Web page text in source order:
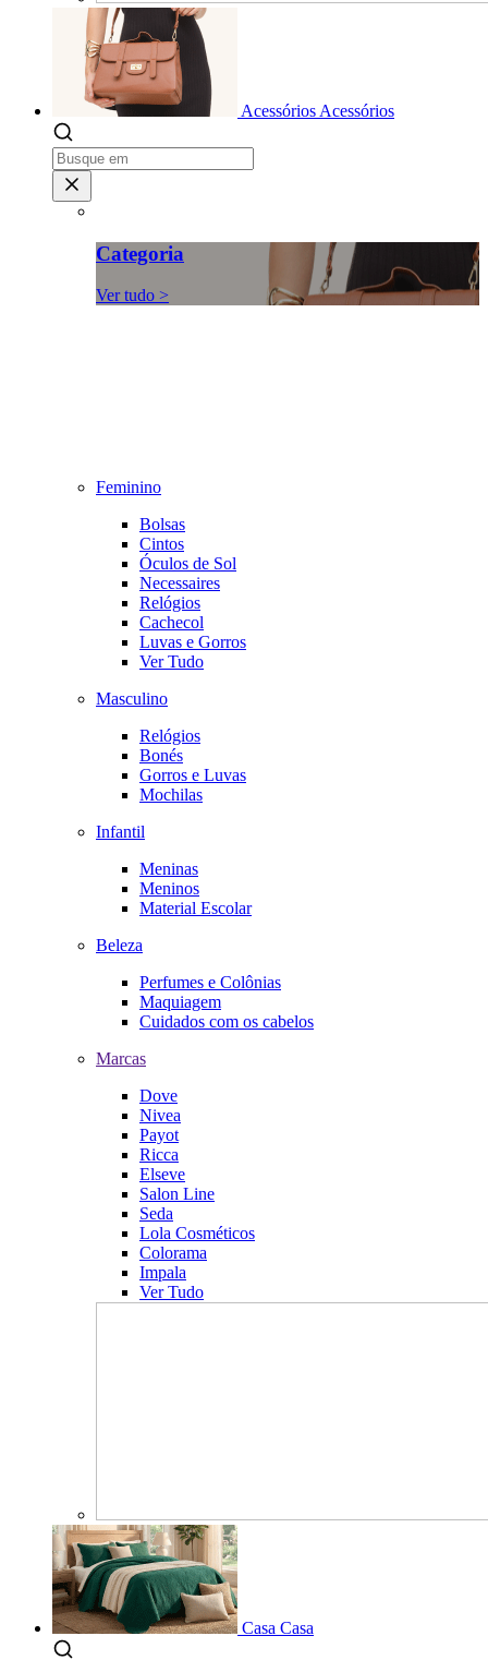
Acessórios Acessórios
Categoria
Ver tudo >
Feminino
Bolsas
Cintos
Óculos de Sol
Necessaires
Relógios
Cachecol
Luvas e Gorros
Ver Tudo
Masculino
Relógios
Bonés
Gorros e Luvas
Mochilas
Infantil
Meninas
Meninos
Material Escolar
Beleza
Perfumes e Colônias
Maquiagem
Cuidados com os cabelos
Marcas
Dove
Nivea
Payot
Ricca
Elseve
Salon Line
Seda
Lola Cosméticos
Colorama
Impala
Ver Tudo
Casa Casa